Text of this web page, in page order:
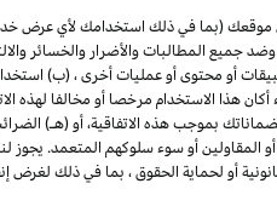
موقعك (بما في ذلك استخدامك لأي عرض
جميع المطالبات والأضرار والخسائر
أو محتوى أو عمليات أخرى ، (ب)
هذا الاستخدام مرخصا أو مخالفا لهذه
بموجب هذه الاتفاقية، أو (هـ)
أو سوء سلوكهم المتعمد. يجوز
أو لحماية الحقوق ، بما في ذلك لغرض